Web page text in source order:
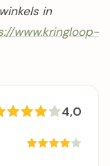
in
www.kringloop-
4,0